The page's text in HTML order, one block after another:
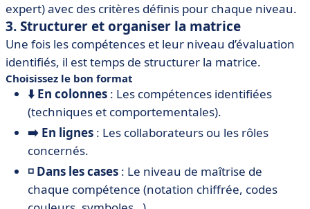
expert) avec des critères définis pour chaque niveau.
3. Structurer et organiser la matrice
Une fois les compétences et leur niveau d’évaluation
identifiés, il est temps de structurer la matrice.
Choisissez le bon format
⬇️ En colonnes : Les compétences identifiées
(techniques et comportementales).
➡️ En lignes : Les collaborateurs ou les rôles
concernés.
◽ Dans les cases : Le niveau de maîtrise de
chaque compétence (notation chiffrée, codes